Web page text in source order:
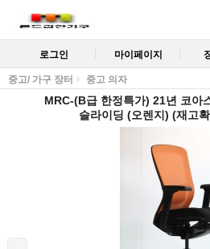
로그인 마이페이지
중고/ 가구 장터 중고 의자
MRC-(B급 한정특가) 21년 코아
슬라이딩 (오렌지) (재고